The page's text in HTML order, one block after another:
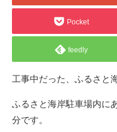
Pocket
feedly
工事中だった、ふるさと
ふるさと海岸駐車場内に
分です。